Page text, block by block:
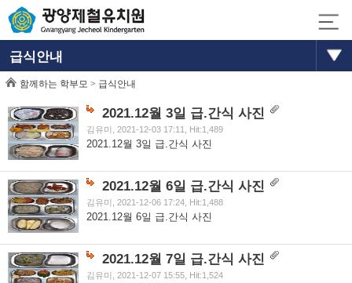
급식안내
함께하는 학부모 > 급식안내
2021.12월 3일 급.간식 사진
김유미, 2021-12-03 17:11, Hit:1,489
2021.12월 3일 급.간식 사진
2021.12월 6일 급.간식 사진
김유미, 2021-12-06 17:24, Hit:1,488
2021.12월 6일 급.간식 사진
2021.12월 7일 급.간식 사진
김유미, 2021-12-07 15:55, Hit:1,524